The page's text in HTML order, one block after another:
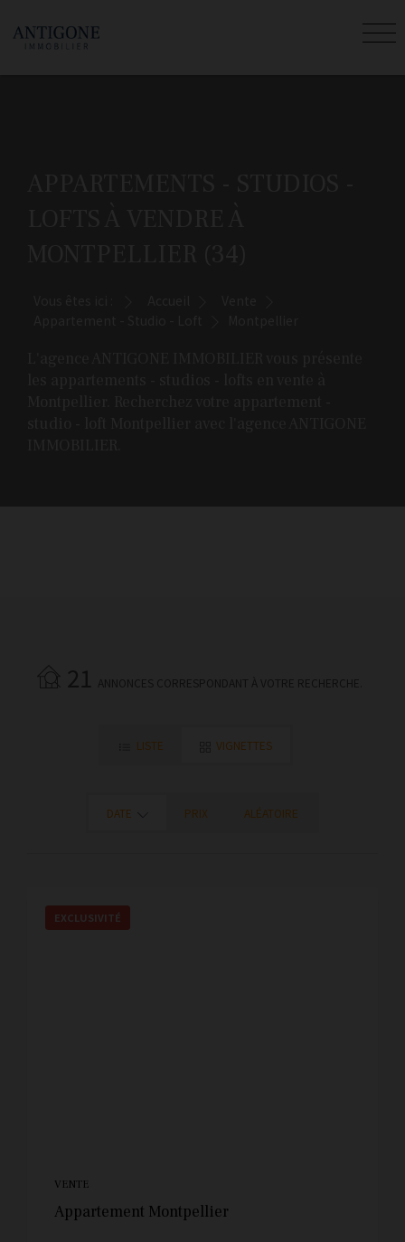
21 ANNONCES CORRESPONDANT À VOTRE RECHERCHE.
LISTE VIGNETTES
DATE PRIX ALÉATOIRE
EXCLUSIVITÉ
VENTE
Appartement Montpellier